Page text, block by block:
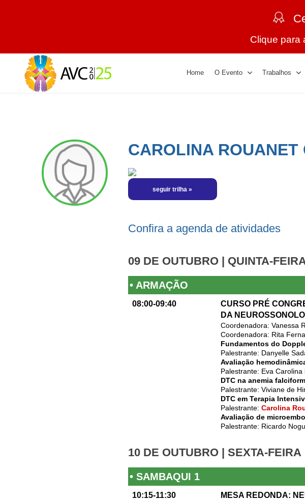
Clique para
Home O Evento Trabalhos
CAROLINA
Confira a agenda de atividades
09 DE OUTUBRO | QUINTA-
• ARMAÇÃO
08:00-09:40
CURSO PRÉ
DA
Coordenadora: Vanessa
Coordenadora: Rita
Fundamentos do
Palestrante: Danyelle
Avaliação
Palestrante: Eva Carolina
DTC na anemia
Palestrante: Viviane de
DTC em Terapia
Palestrante: Carolina
Avaliação de
Palestrante: Ricardo
10 DE OUTUBRO | SEXTA-FEIRA
• SAMBAQUI 1
10:15-11:30 MESA REDONDA: